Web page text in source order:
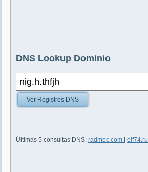
DNS Lookup Dominio
Ver Registros DNS
Últimas 5 consultas DNS: radmoc.com elf74.ru